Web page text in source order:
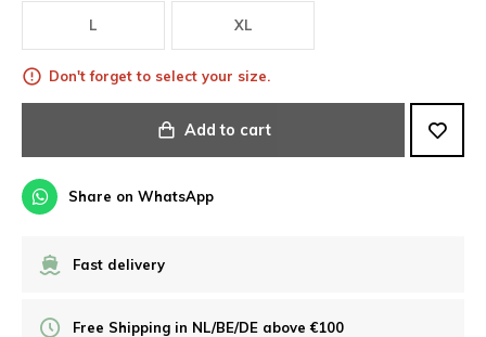
L XL
Don't forget to select your size.
Add to cart
Share on WhatsApp
Fast delivery
Free Shipping in NL/BE/DE above €100